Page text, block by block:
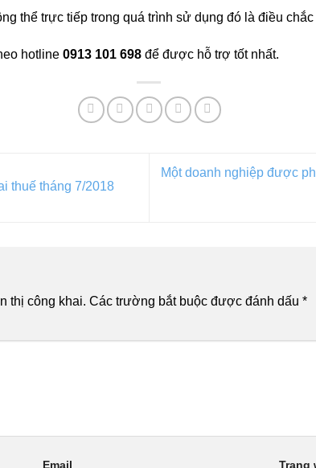
thể trực tiếp trong quá trình sử dụng đó là điều chắc
hotline 0913 101 698 để được hỗ trợ tốt nhất.
thuế tháng 7/2018
Một doanh nghiệp được
thị công khai. Các trường bắt buộc được đánh dấu *
Email Trang